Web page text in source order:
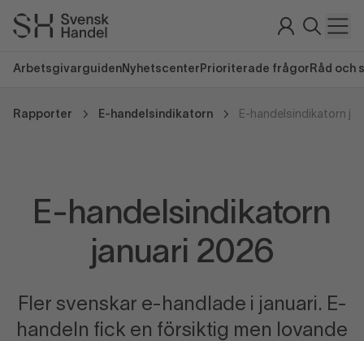
Arbetsgivarguiden Nyhetscenter Prioriterade frågor Råd och
Rapporter E-handelsindikatorn E-handelsindikatorn
E-handelsindikatorn
januari 2026
Fler svenskar e-handlade i januari. E-
handeln fick en försiktig men lovande